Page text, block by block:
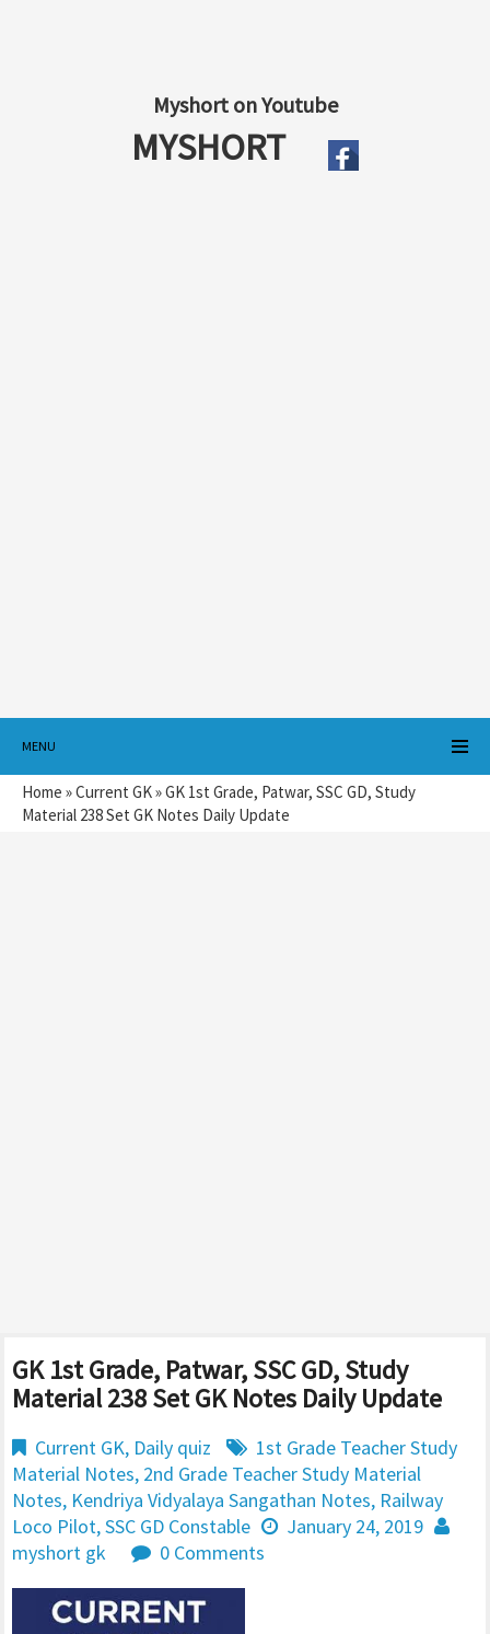
Myshort on Youtube
MYSHORT
MENU
Home »Current GK»GK 1st Grade, Patwar, SSC GD, Study
Material 238 Set GK Notes Daily Update
GK 1st Grade, Patwar, SSC GD, Study
Material 238 Set GK Notes Daily Update
Current GK, Daily quiz
1st Grade Teacher Study
Material Notes, 2nd Grade Teacher Study Material
Notes, Kendriya Vidyalaya Sangathan Notes, Railway
Loco Pilot,SSC GD Constable
January 24, 2019
myshort gk
0 Comments